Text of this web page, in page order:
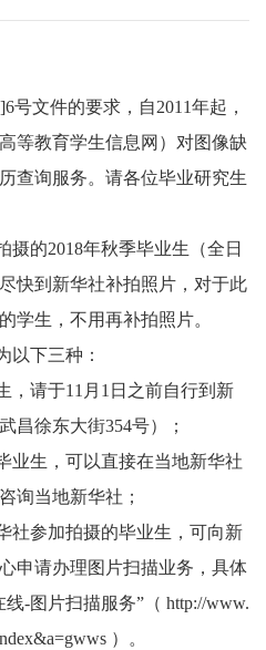
号文件的要求，自2011年起，
等教育学生信息网）对图像缺
查询服务。请各位毕业研究生
摄的2018年秋季毕业生（全日
快到新华社补拍照片，对于此
学生，不用再补拍照片。
以下三种：
，请于11 月 1 日之前自行到新
昌徐东大街354号）；
业生，可以直接在当地新华社
询当地新华社；
社参加拍摄的毕业生，可向新
申请办理图片扫描业务，具体
线-图片扫描服务”（ http://www.
）。